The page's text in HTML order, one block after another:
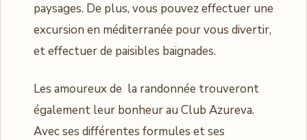
paysages. De plus, vous pouvez effectuer une
excursion en méditerranée pour vous divertir,
et effectuer de paisibles baignades.
Les amoureux de la randonnée trouveront
également leur bonheur au Club Azureva.
Avec ses différentes formules et ses